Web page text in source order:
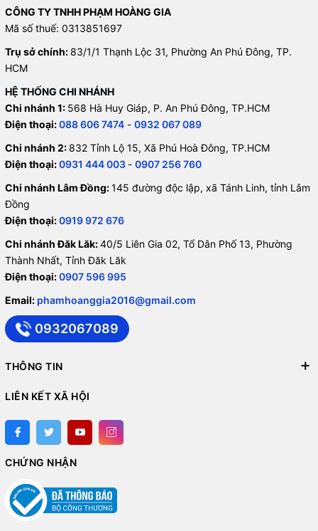
CÔNG TY TNHH PHẠM HOÀNG GIA
Mã số thuế: 0313851697
Trụ sở chính: 83/1/1 Thạnh Lộc 31, Phường An Phú Đông, TP.
HCM
HỆ THỐNG CHI NHÁNH
Chi nhánh 1: 568 Hà Huy Giáp, P. An Phú Đông, TP.HCM
Điện thoại:088 606 7474 - 0932 067 089
Chi nhánh 2: 832 Tỉnh Lộ 15, Xã Phú Hoà Đông, TP.HCM
Điện thoại:0931 444 003 - 0907 256 760
Chi nhánh Lâm Đồng:145 đường độc lập, xã Tánh Linh, tỉnh Lâm
Đồng
Điện thoại:0919 972 676
Chi nhánh Đăk Lăk:40/5 Liên Gia 02, Tổ Dân Phố 13, Phường
Thành Nhất, Tỉnh Đăk Lăk
Điện thoại:0907 596 995
Email: phamhoanggia2016@gmail.com
0932067089
THÔNG TIN
LIÊN KẾT XÃ HỘI
CHỨNG NHẬN